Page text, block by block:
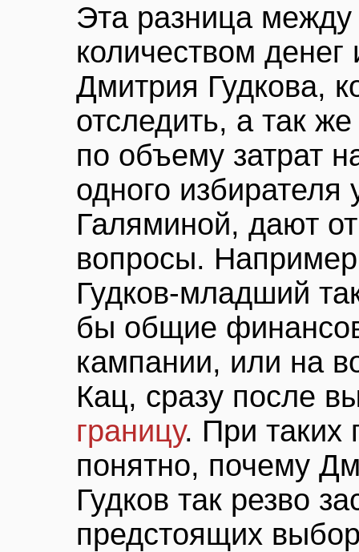
Эта разница
количеством
Дмитрия Гудкова,
отследить, а так
по объему затрат
одного
Галяминой, дают
вопросы.
Гудков-младший
бы общие
кампании, или на
Кац, сразу после
границу. При таких
понятно, почему
Гудков так резво
предстоящих